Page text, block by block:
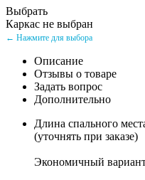
Выбрать
Каркас не выбран
← Нажмите для выбора
Описание
Отзывы о товаре
Задать вопрос
Дополнительно
Длина спального
(уточнять при заказе)
Экономичный вариант